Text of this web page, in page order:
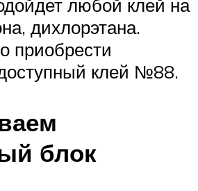
любой клей на
дихлорэтана.
приобрести
клей №88.
блок